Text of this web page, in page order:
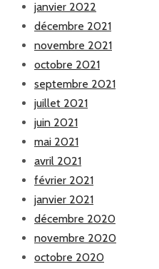
janvier 2022
décembre 2021
novembre 2021
octobre 2021
septembre 2021
juillet 2021
juin 2021
mai 2021
avril 2021
février 2021
janvier 2021
décembre 2020
novembre 2020
octobre 2020